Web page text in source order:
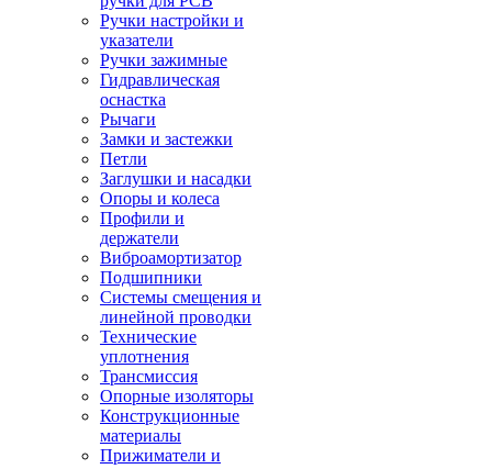
Ручки настройки и
указатели
Ручки зажимные
Гидравлическая
оснастка
Рычаги
Замки и застежки
Петли
Заглушки и насадки
Опоры и колеса
Профили и
держатели
Виброамортизатор
Подшипники
Системы смещения и
линейной проводки
Технические
уплотнения
Трансмиссия
Опорные изоляторы
Конструкционные
материалы
Прижиматели и